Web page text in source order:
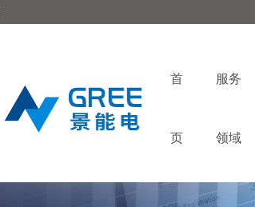
首
页
服务
领域